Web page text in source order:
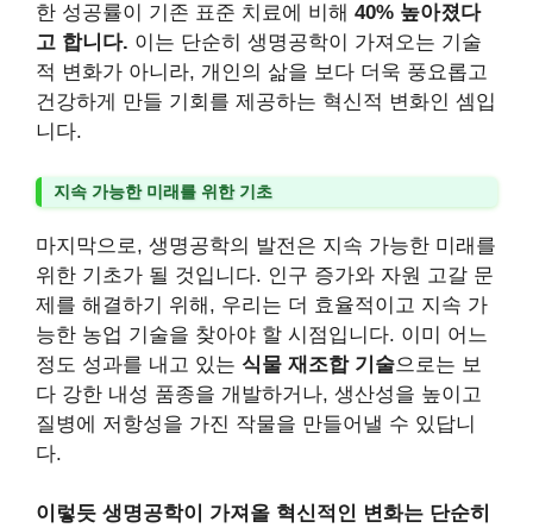
한 성공률이 기존 표준 치료에 비해 40% 높아졌다
고 합니다. 이는 단순히 생명공학이 가져오는 기술
적 변화가 아니라, 개인의 삶을 보다 더욱 풍요롭고
건강하게 만들 기회를 제공하는 혁신적 변화인 셈입
니다.
지속 가능한 미래를 위한 기초
마지막으로, 생명공학의 발전은 지속 가능한 미래를
위한 기초가 될 것입니다. 인구 증가와 자원 고갈 문
제를 해결하기 위해, 우리는 더 효율적이고 지속 가
능한 농업 기술을 찾아야 할 시점입니다. 이미 어느
정도 성과를 내고 있는 식물 재조합 기술으로는 보
다 강한 내성 품종을 개발하거나, 생산성을 높이고
질병에 저항성을 가진 작물을 만들어낼 수 있답니
다.
이렇듯 생명공학이 가져올 혁신적인 변화는 단순히